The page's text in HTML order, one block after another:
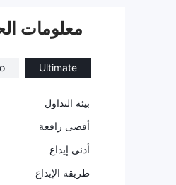
معلومات
Ultimate
بيئة التداول
أقصى رافعة
أدنى إيداع
طريقة الإيداع